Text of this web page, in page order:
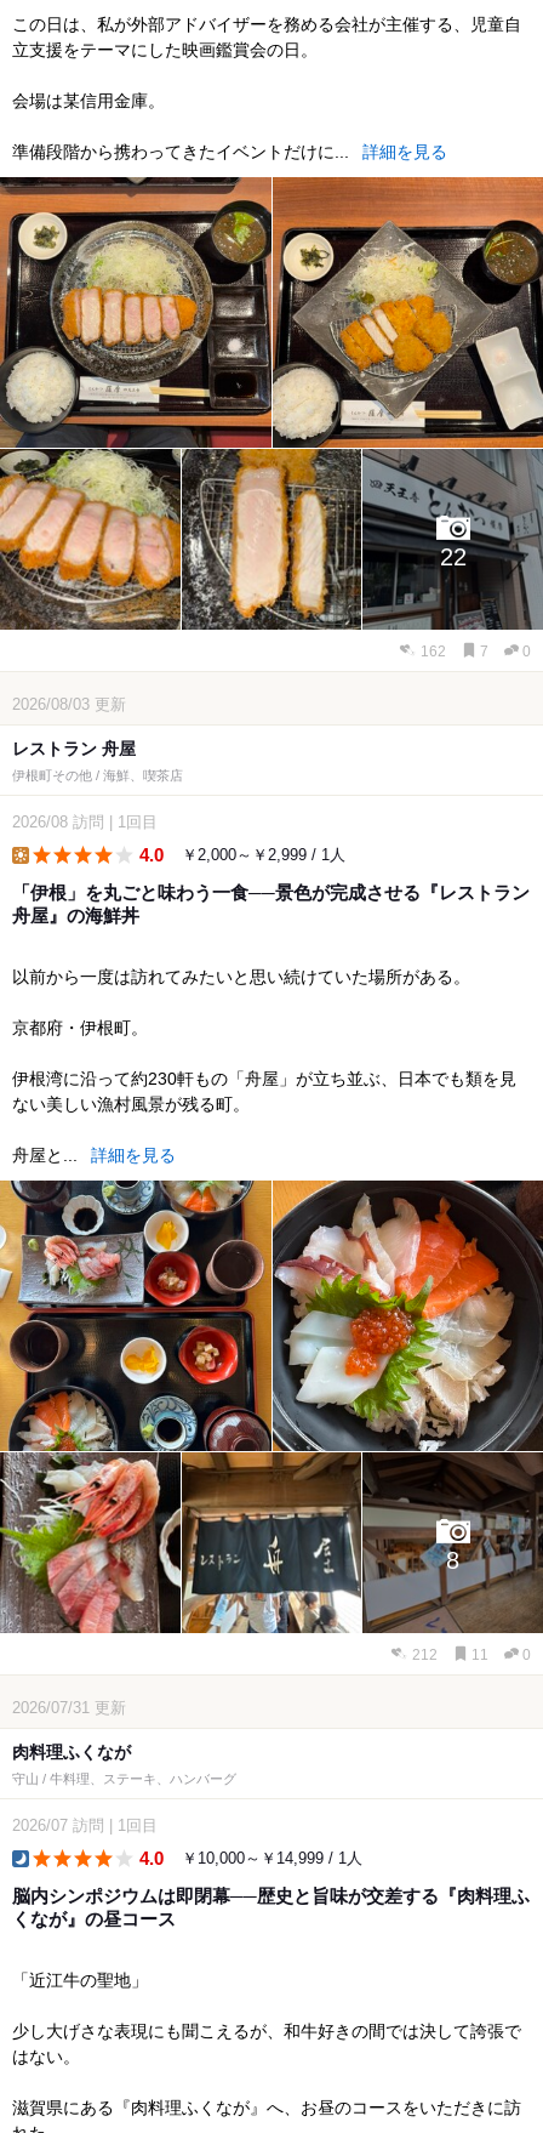
この日は、私が外部アドバイザーを務める会社が主催する、児童自
立支援をテーマにした映画鑑賞会の日。
会場は某信用金庫。
準備段階から携わってきたイベントだけに... 詳細を見る
22
162 7 0
2026/08/03 更新
レストラン 舟屋
伊根町その他 / 海鮮、喫茶店
2026/08 訪問 1回目
4.0 ￥2,000～￥2,999 / 1人
「伊根」を丸ごと味わう一食──景色が完成させる『レストラン
舟屋』の海鮮丼
以前から一度は訪れてみたいと思い続けていた場所がある。
京都府・伊根町。
伊根湾に沿って約230軒もの「舟屋」が立ち並ぶ、日本でも類を見
ない美しい漁村風景が残る町。
舟屋と... 詳細を見る
8
212 11 0
2026/07/31 更新
肉料理ふくなが
守山 / 牛料理、ステーキ、ハンバーグ
2026/07 訪問 1回目
4.0 ￥10,000～￥14,999 / 1人
脳内シンポジウムは即閉幕──歴史と旨味が交差する『肉料理ふ
くなが』の昼コース
「近江牛の聖地」
少し大げさな表現にも聞こえるが、和牛好きの間では決して誇張で
はない。
滋賀県にある『肉料理ふくなが』へ、お昼のコースをいただきに訪